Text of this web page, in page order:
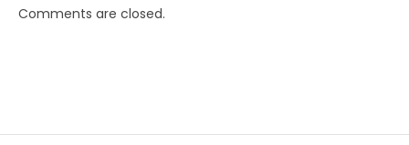
Comments are closed.